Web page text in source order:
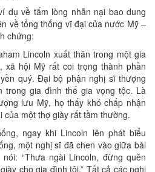
dụ về tấm lòng nhẫn nại bao dung
về tổng thống vĩ đại của nước Mỹ –
chứng:
Lincoln xuất thân trong một gia
xã hội Mỹ rất coi trọng thành phần
quý. Đại bộ phận nghị sĩ thượng
trong gia đình thế gia vọng tộc. Là
lưu Mỹ, họ thấy khó chấp nhận
của một thợ giày rất tầm thường.
ngay khi Lincoln lên phát biểu
một nghị sĩ đã chen vào giữa bài
“Thưa ngài Lincoln, đừng quên
cho gia đình tôi.” Tất cả các nghị